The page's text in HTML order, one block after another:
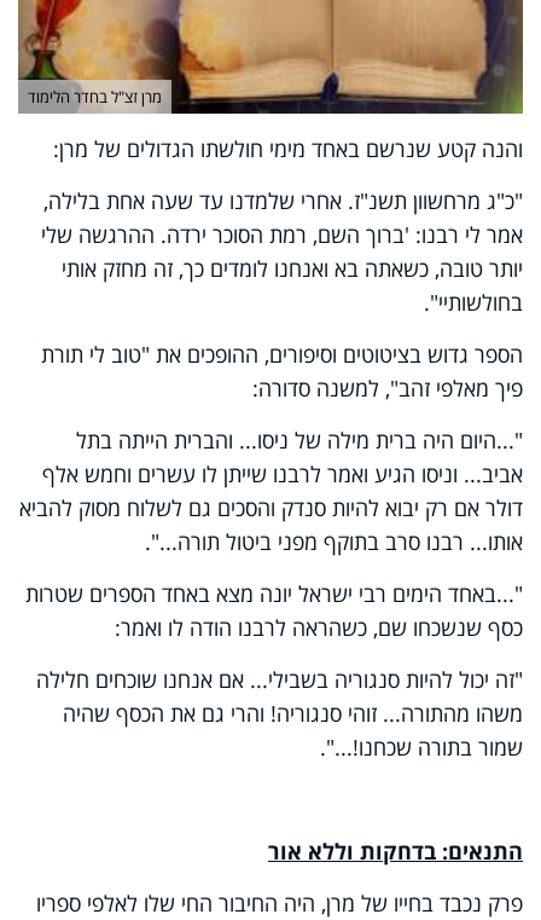
מרן זצ"ל בחדר הלימוד
והנה קטע שנרשם באחד מימי חולשתו הגדולים של מרן:
"כ"ג מרחשוון תשנ"ז. אחרי שלמדנו עד שעה אחת בלילה,
אמר לי רבנו: 'ברוך השם, רמת הסוכר ירדה. ההרגשה שלי
יותר טובה, כשאתה בא ואנחנו לומדים כך, זה מחזק אותי
בחולשותיי".
הספר גדוש בציטוטים וסיפורים, ההופכים את "טוב לי תורת
פיך מאלפי זהב", למשנה סדורה:
"...היום היה ברית מילה של ניסו... והברית הייתה בתל
אביב... וניסו הגיע ואמר לרבנו שייתן לו עשרים וחמש אלף
דולר אם רק יבוא להיות סנדק והסכים גם לשלוח מסוק להביא
אותו... רבנו סרב בתוקף מפני ביטול תורה...".
"...באחד הימים רבי ישראל יונה מצא באחד הספרים שטרות
כסף שנשכחו שם, כשהראה לרבנו הודה לו ואמר:
"זה יכול להיות סנגוריה בשבילי... אם אנחנו שוכחים חלילה
משהו מהתורה... זוהי סנגוריה! והרי גם את הכסף שהיה
שמור בתורה שכחנו!...".
התנאים: בדחקות וללא אור
פרק נכבד בחייו של מרן, היה החיבור החי שלו לאלפי ספריו